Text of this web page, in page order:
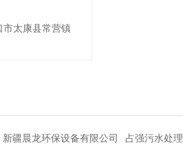
市太康县常营镇
新疆晨龙环保设备有限公司 占强污水处理